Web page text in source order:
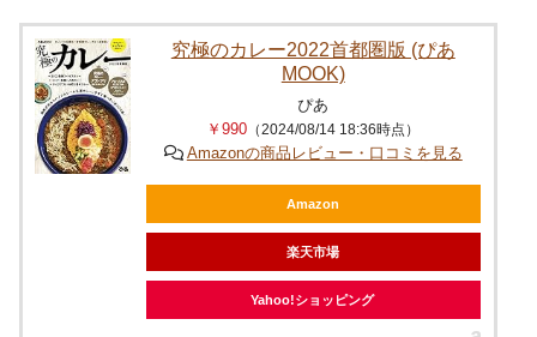
究極のカレー2022首都圏版 (ぴあ
MOOK)
ぴあ
￥990 （2024/08/14 18:36時点）
Amazonの商品レビュー・口コミを見る
Amazon
楽天市場
Yahoo!ショッピング